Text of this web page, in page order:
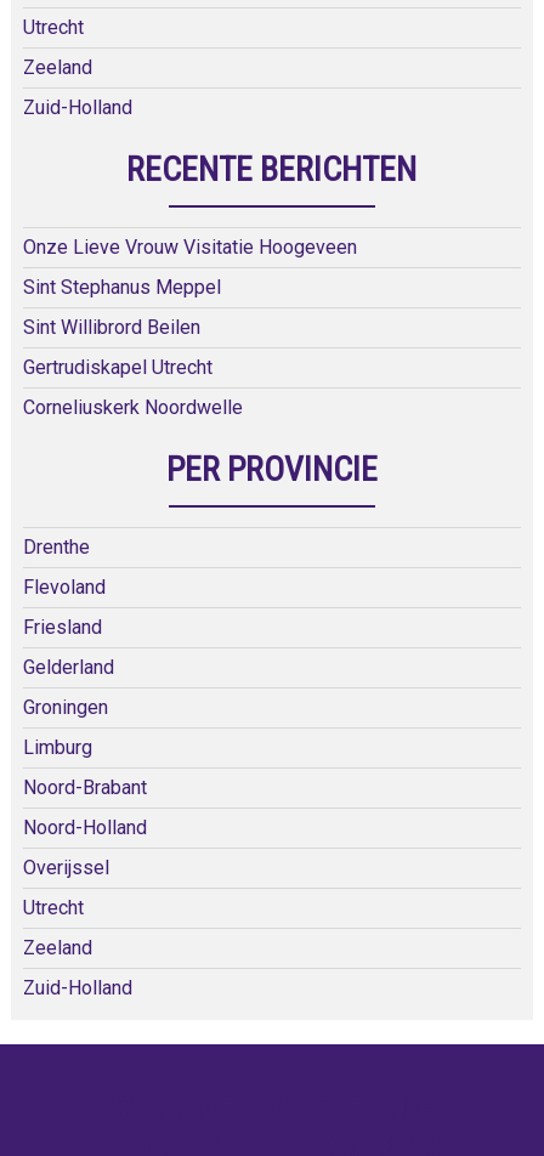
Utrecht
Zeeland
Zuid-Holland
RECENTE BERICHTEN
Onze Lieve Vrouw Visitatie Hoogeveen
Sint Stephanus Meppel
Sint Willibrord Beilen
Gertrudiskapel Utrecht
Corneliuskerk Noordwelle
PER PROVINCIE
Drenthe
Flevoland
Friesland
Gelderland
Groningen
Limburg
Noord-Brabant
Noord-Holland
Overijssel
Utrecht
Zeeland
Zuid-Holland